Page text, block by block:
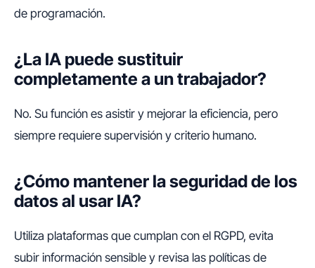
de programación.
¿La IA puede sustituir
completamente a un trabajador?
No. Su función es asistir y mejorar la eficiencia, pero
siempre requiere supervisión y criterio humano.
¿Cómo mantener la seguridad de los
datos al usar IA?
Utiliza plataformas que cumplan con el RGPD, evita
subir información sensible y revisa las políticas de